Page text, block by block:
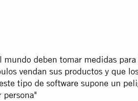
mundo deben tomar medidas
vendan sus productos y que
tipo de software supone un
persona"